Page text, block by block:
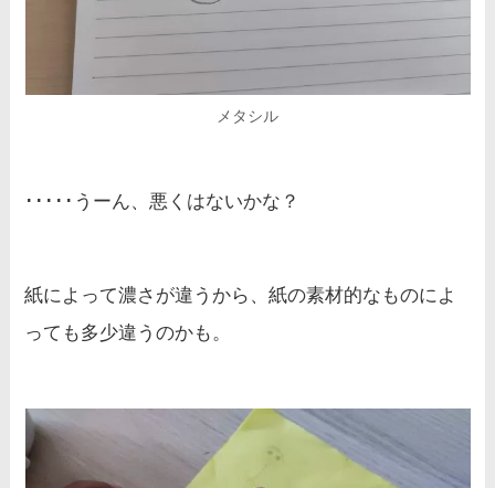
メタシル
･････うーん、悪くはないかな？
紙によって濃さが違うから、紙の素材的なものによ
っても多少違うのかも。